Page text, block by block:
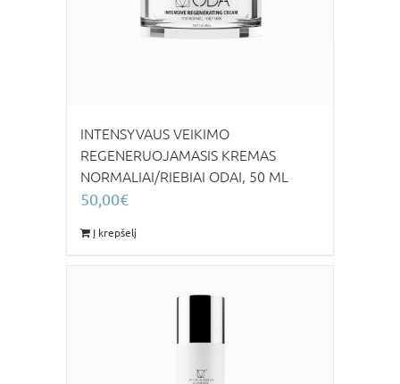
INTENSYVAUS VEIKIMO
REGENERUOJAMASIS KREMAS
NORMALIAI/RIEBIAI ODAI, 50 ML
50,00€
Į krepšelį